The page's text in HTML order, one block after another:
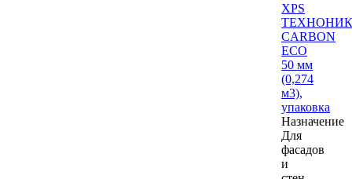
XPS
CARBON
ECO
50 мм
(0,274
м3),
упаковка
Назначение
Для
фасадов
и